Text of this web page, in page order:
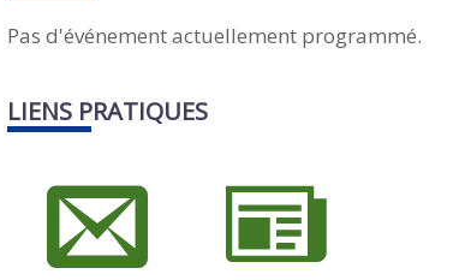
Pas d'événement actuellement programmé.
LIENS PRATIQUES